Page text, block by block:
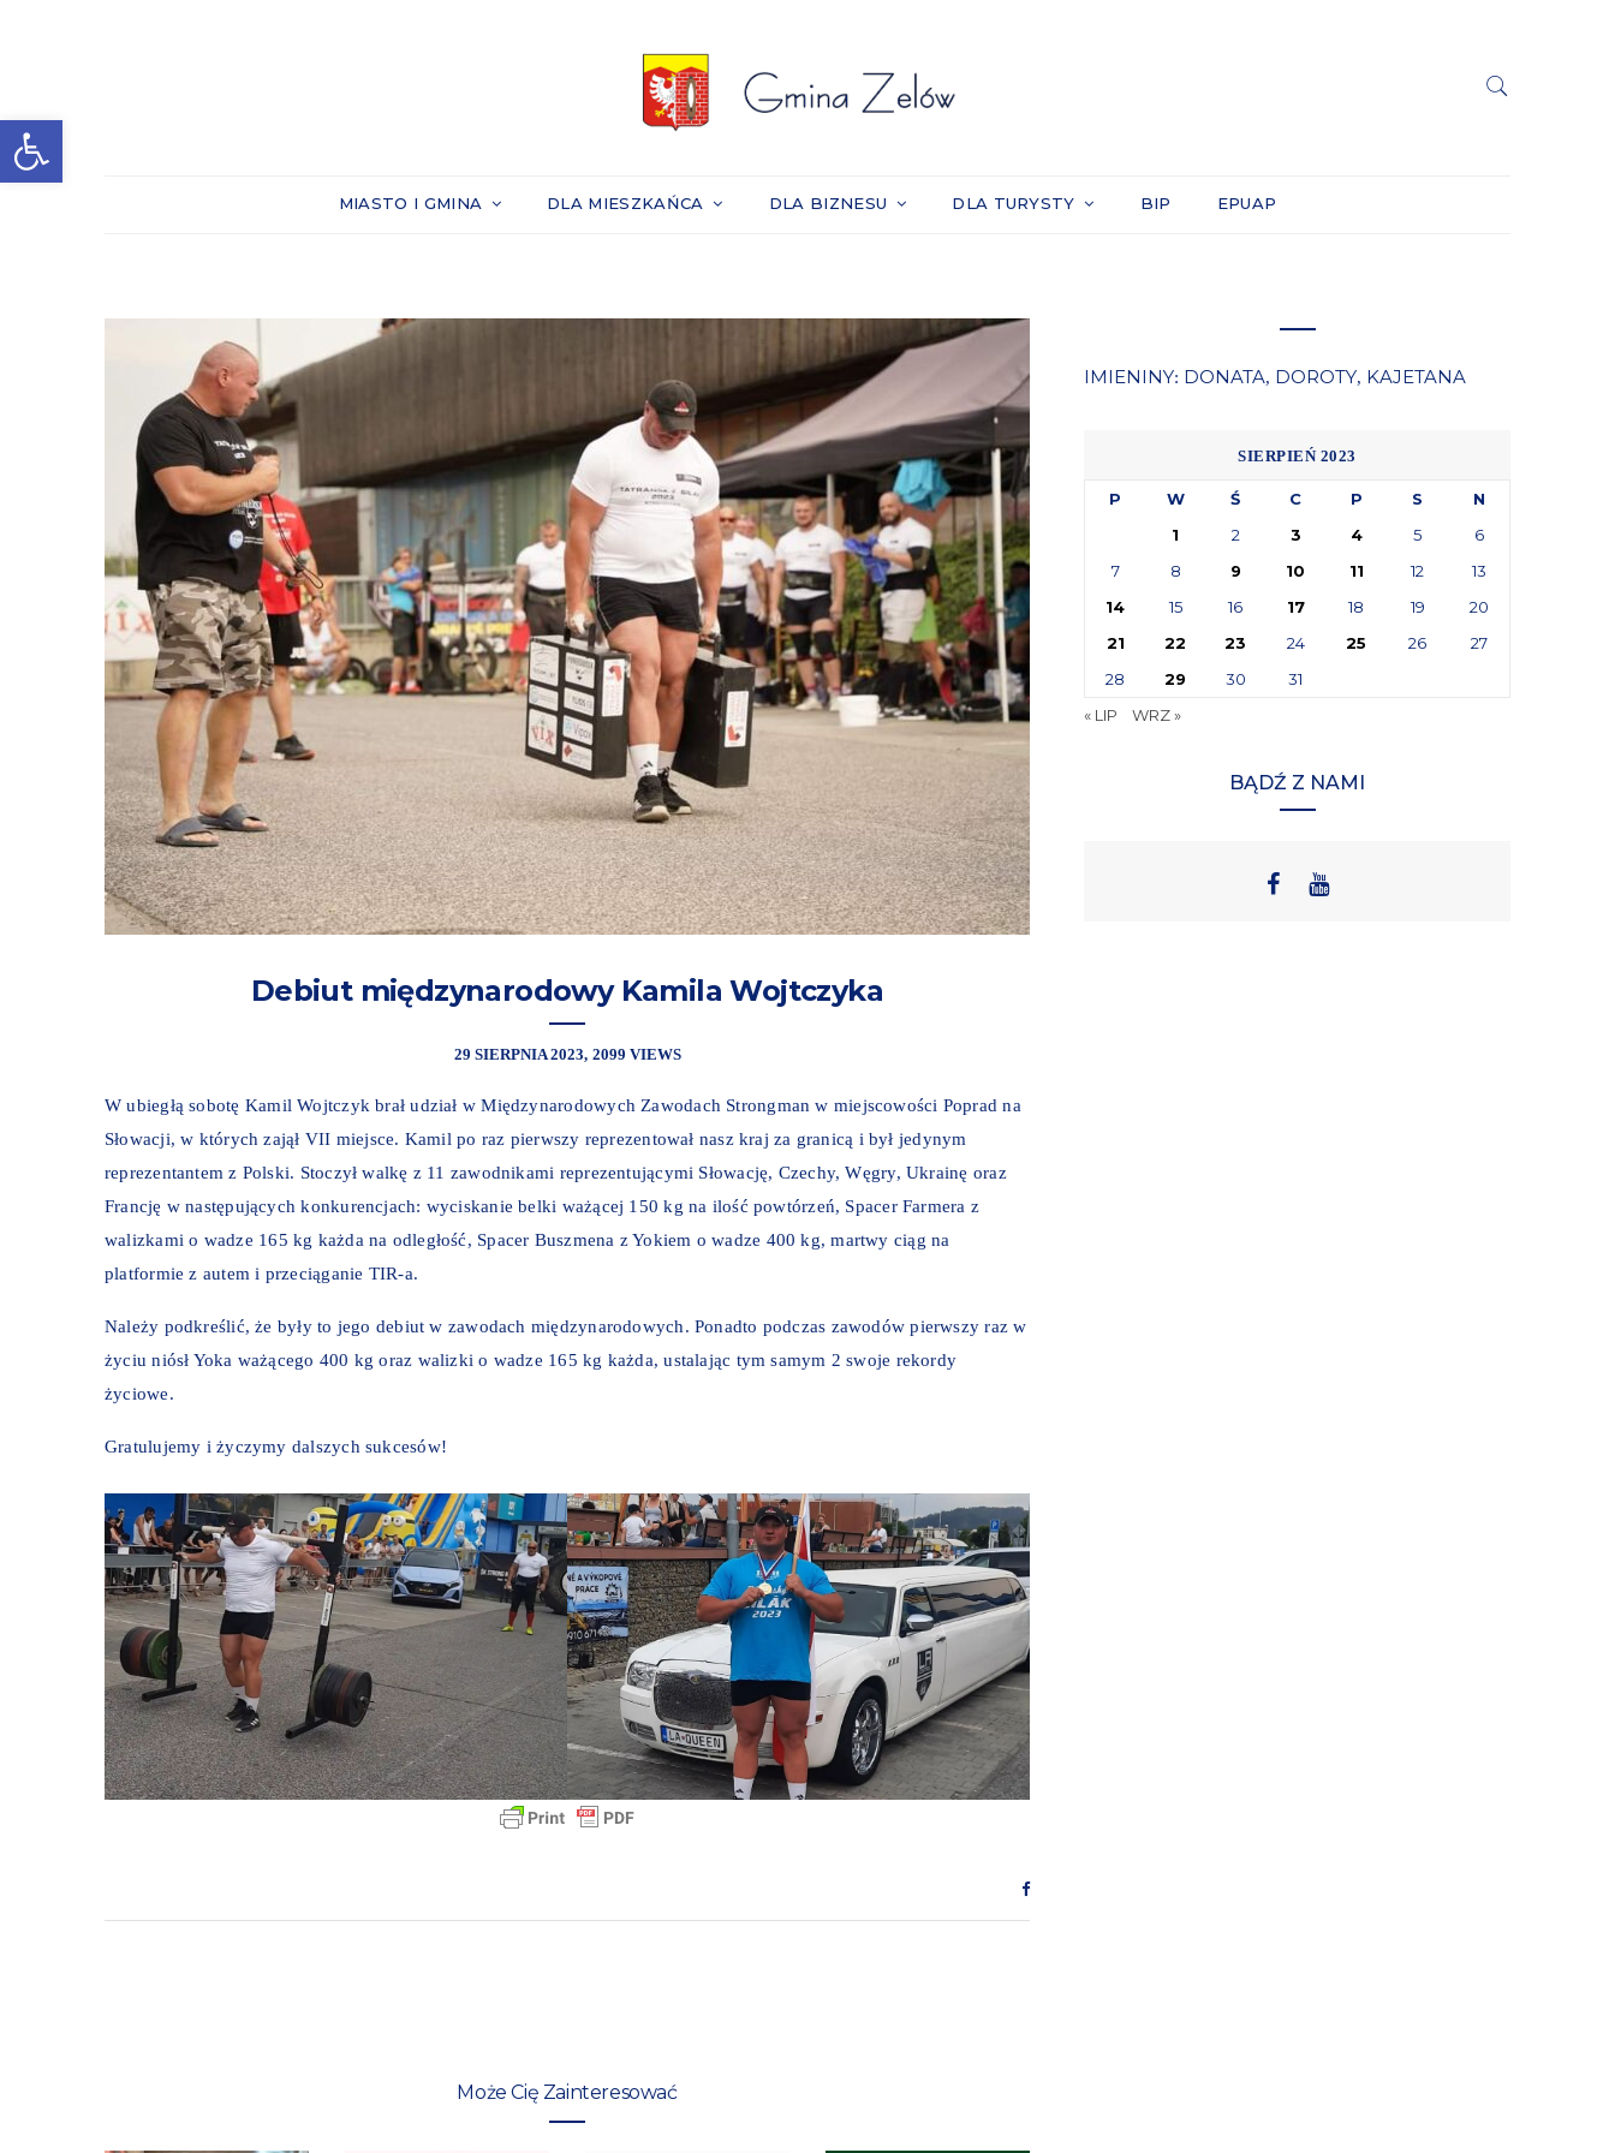
Otwórz pasek narzędzi
MIASTO I GMINA DLA MIESZKAŃCA DLA BIZNESU DLA TURYSTY BIP EPUAP
Debiut międzynarodowy Kamila Wojtczyka
29 SIERPNIA 2023 2099 VIEWS
W ubiegłą sobotę Kamil Wojtczyk brał udział w Międzynarodowych Zawodach Strongman w miejscowości Poprad na
Słowacji, w których zajął VII miejsce. Kamil po raz pierwszy reprezentował nasz kraj za granicą i był jedynym
reprezentantem z Polski. Stoczył walkę z 11 zawodnikami reprezentującymi Słowację, Czechy, Węgry, Ukrainę oraz
Francję w następujących konkurencjach: wyciskanie belki ważącej 150 kg na ilość powtórzeń, Spacer Farmera z
walizkami o wadze 165 kg każda na odległość, Spacer Buszmena z Yokiem o wadze 400 kg, martwy ciąg na
platformie z autem i przeciąganie TIR-a.
Należy podkreślić, że były to jego debiut w zawodach międzynarodowych. Ponadto podczas zawodów pierwszy raz w
życiu niósł Yoka ważącego 400 kg oraz walizki o wadze 165 kg każda, ustalając tym samym 2 swoje rekordy
życiowe.
Gratulujemy i życzymy dalszych sukcesów!
Może Cię Zainteresować
IMIENINY: DONATA, DOROTY, KAJETANA
SIERPIEŃ 2023
P W Ś C P S
N
1
2 3 4 5
6
7
8 9 10 11 12
13
14
15 16 17 18 19
20
21
22 23 24 25 26
27
28
29 30
31
« LIP
WRZ »
BĄDŹ Z NAMI